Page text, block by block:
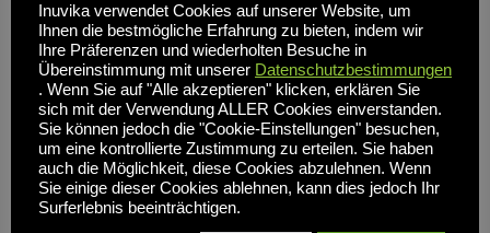
Inuvika verwendet Cookies auf unserer Website, um
Ihnen die bestmögliche Erfahrung zu bieten, indem wir
Ihre Präferenzen und wiederholten Besuche in
Übereinstimmung mit unserer Datenschutzbestimmungen
. Wenn Sie auf "Alle akzeptieren" klicken, erklären Sie
sich mit der Verwendung ALLER Cookies einverstanden.
Sie können jedoch die "Cookie-Einstellungen" besuchen,
um eine kontrollierte Zustimmung zu erteilen. Sie haben
auch die Möglichkeit, diese Cookies abzulehnen. Wenn
Sie einige dieser Cookies ablehnen, kann dies jedoch Ihr
Surferlebnis beeinträchtigen.